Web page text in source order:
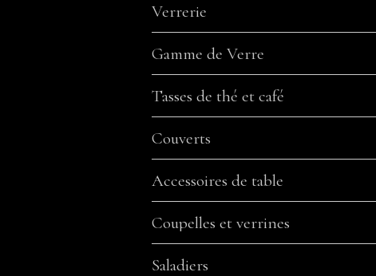
Verrerie
Gamme de Verre
Tasses de thé et café
Couverts
Accessoires de table
Coupelles et verrines
Saladiers